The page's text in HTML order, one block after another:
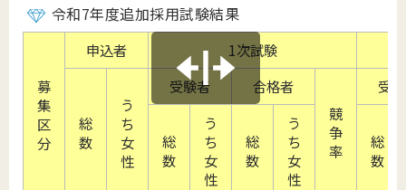
令和7年度追加採用試験結果
募
集
区
分
申込者 1次試験
総
数
う
ち
女
性
受験者
合格者
競
争
率
受
総
数
う
ち
女
性
総
数
う
ち
女
性
総
数